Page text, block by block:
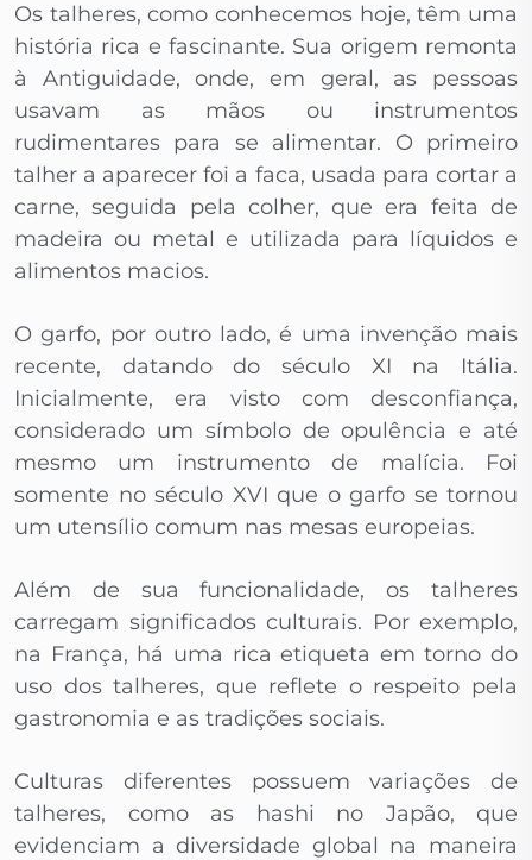
Os talheres, como conhecemos hoje, têm uma
história rica e fascinante. Sua origem remonta
à Antiguidade, onde, em geral, as pessoas
usavam as mãos ou instrumentos
rudimentares para se alimentar. O primeiro
talher a aparecer foi a faca, usada para cortar a
carne, seguida pela colher, que era feita de
madeira ou metal e utilizada para líquidos e
alimentos macios.
O garfo, por outro lado, é uma invenção mais
recente, datando do século XI na Itália.
Inicialmente, era visto com desconfiança,
considerado um símbolo de opulência e até
mesmo um instrumento de malícia. Foi
somente no século XVI que o garfo se tornou
um utensílio comum nas mesas europeias.
Além de sua funcionalidade, os talheres
carregam significados culturais. Por exemplo,
na França, há uma rica etiqueta em torno do
uso dos talheres, que reflete o respeito pela
gastronomia e as tradições sociais.
Culturas diferentes possuem variações de
talheres, como as hashi no Japão, que
evidenciam a diversidade global na maneira